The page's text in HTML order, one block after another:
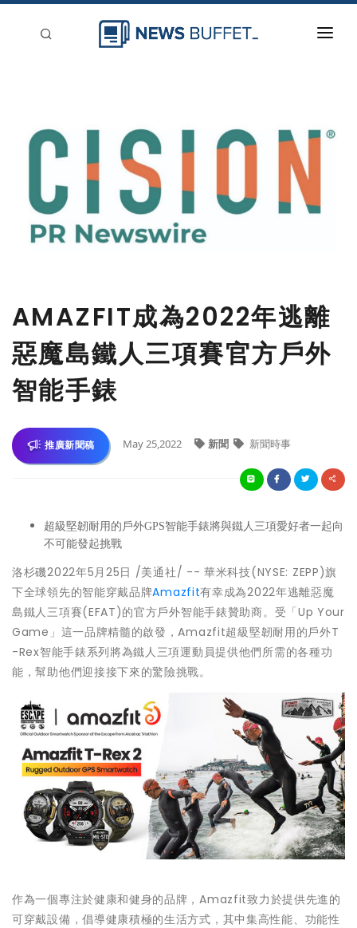
登入
AMAZFIT成為2022年逃離
惡魔島鐵人三項賽官方戶外
智能手錶
推廣新聞稿 May 25,2022 新聞 新聞時事
超級堅韌耐用的戶外GPS智能手錶將與鐵人三項愛好者一起向
不可能發起挑戰
洛杉磯2022年5月25日 /美通社/ -- 華米科技(NYSE: ZEPP)旗
下全球領先的智能穿戴品牌Amazfit有幸成為2022年逃離惡魔
島鐵人三項賽(EFAT)的官方戶外智能手錶贊助商。受「Up Your
Game」這一品牌精髓的啟發，Amazfit超級堅韌耐用的戶外T
-Rex智能手錶系列將為鐵人三項運動員提供他們所需的各種功
能，幫助他們迎接接下來的驚險挑戰。
作為一個專注於健康和健身的品牌，Amazfit致力於提供先進的
可穿戴設備，倡導健康積極的生活方式，其中集高性能、功能性